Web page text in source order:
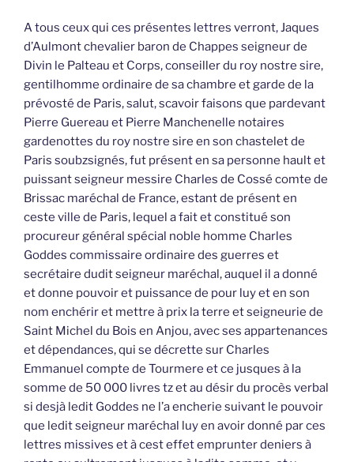
A tous ceux qui ces présentes lettres verront, Jaques
d’Aulmont chevalier baron de Chappes seigneur de
Divin le Palteau et Corps, conseiller du roy nostre sire,
gentilhomme ordinaire de sa chambre et garde de la
prévosté de Paris, salut, scavoir faisons que pardevant
Pierre Guereau et Pierre Manchenelle notaires
gardenottes du roy nostre sire en son chastelet de
Paris soubzsignés, fut présent en sa personne hault et
puissant seigneur messire Charles de Cossé comte de
Brissac maréchal de France, estant de présent en
ceste ville de Paris, lequel a fait et constitué son
procureur général spécial noble homme Charles
Goddes commissaire ordinaire des guerres et
secrétaire dudit seigneur maréchal, auquel il a donné
et donne pouvoir et puissance de pour luy et en son
nom enchérir et mettre à prix la terre et seigneurie de
Saint Michel du Bois en Anjou, avec ses appartenances
et dépendances, qui se décrette sur Charles
Emmanuel compte de Tourmere et ce jusques à la
somme de 50 000 livres tz et au désir du procès verbal
si desjà ledit Goddes ne l’a encherie suivant le pouvoir
que ledit seigneur maréchal luy en avoir donné par ces
lettres missives et à cest effet emprunter deniers à